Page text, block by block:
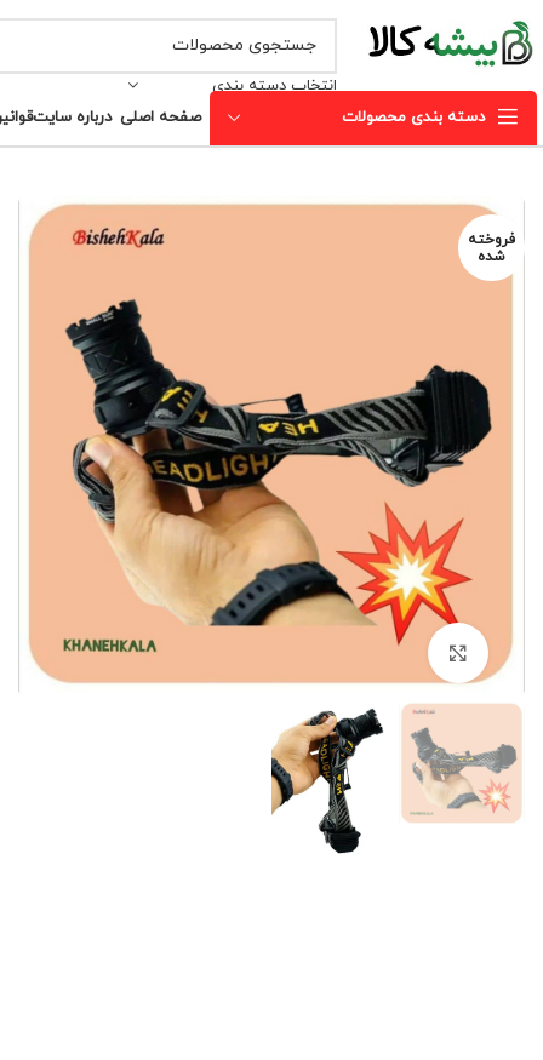
انتخاب دسته بندی
دسته بندی محصولات صفحه اصلی درباره سایت
فروخته
شده
برای بزرگنمایی کلیک کنید